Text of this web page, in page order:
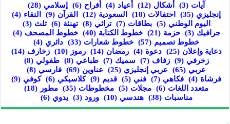
آيات (3) أشكال (12) أعياد (4) أفراح (6) إسلامي (28)
إنجليزي (35) احتفالات (18) السعودية (12) القرآن (9) النقاء (4)
اليوم الوطني (5) بطاقات (7) تراثي (8) تهنئة (6) ثلث (3)
جرافيك (3) حزمة (21) خطوط الكتابة (40) خطوط المصحف (4)
خطوط تصميم (57) خطوط شعارات (33) دائري (4)
دعاية وإعلان (25) دعوة (4) رمضان (14) رموز (10) زخارف (14)
زخرفي (9) زفاف (7) سميك (7) طباعي (8) طفولي (8)
عربي (65) عربي إنجليزي (25) عناوين (69) فارسي (8)
فرشاة (4) فكاهي (7) فني (5) قديم (9) كلاسيكي (6) كوفي (9)
متعدد اللغات (6) مجلات (5) مخطوطات (35) مطور (18)
مناسبات (38) هندسي (10) ورود (3) يدوي (6)